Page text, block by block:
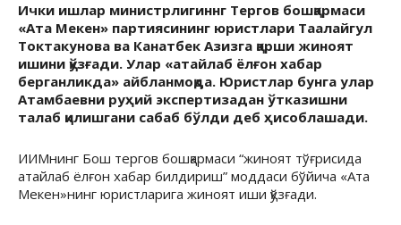
Ички ишлар министрлигиннг Тергов бошқармаси
«Ата Мекен» партиясининг юристлари Таалайгул
Токтакунова ва Канатбек Азизга қарши жиноят
ишини қўзғади. Улар «атайлаб ёлғон хабар
берганликда» айбланмоқда. Юристлар бунга улар
Атамбаевни руҳий экспертизадан ўтказишни
талаб қилишгани сабаб бўлди деб ҳисоблашади.
ИИМнинг Бош тергов бошқармаси “жиноят тўғрисида
атайлаб ёлғон хабар билдириш” моддаси бўйича «Ата
Мекен»нинг юристларига жиноят иши қўзғади.